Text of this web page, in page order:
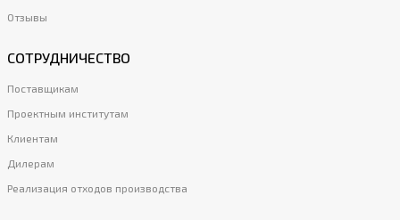
Отзывы
СОТРУДНИЧЕСТВО
Поставщикам
Проектным институтам
Клиентам
Дилерам
Реализация отходов производства